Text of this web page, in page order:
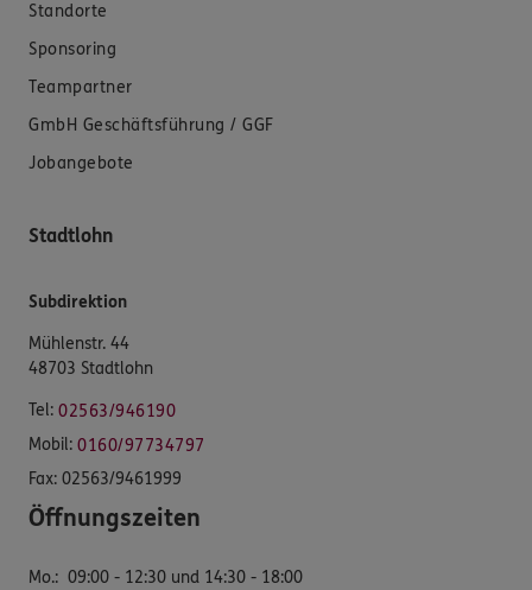
Standorte
Sponsoring
Teampartner
GmbH Geschäftsführung / GGF
Jobangebote
Stadtlohn
Subdirektion
Mühlenstr. 44
48703 Stadtlohn
Tel: 02563/946190
Mobil: 0160/97734797
Fax: 02563/9461999
Öffnungszeiten
Mo.: 09:00 - 12:30 und 14:30 - 18:00